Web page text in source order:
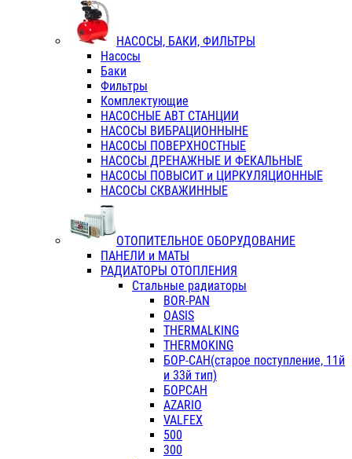
НАСОСЫ, БАКИ, ФИЛЬТРЫ
Насосы
Баки
Фильтры
Комплектующие
НАСОСНЫЕ АВТ СТАНЦИИ
НАСОСЫ ВИБРАЦИОННЫНЕ
НАСОСЫ ПОВЕРХНОСТНЫЕ
НАСОСЫ ДРЕНАЖНЫЕ И ФЕКАЛЬНЫЕ
НАСОСЫ ПОВЫСИТ и ЦИРКУЛЯЦИОННЫЕ
НАСОСЫ СКВАЖИННЫЕ
ОТОПИТЕЛЬНОЕ ОБОРУДОВАНИЕ
ПАНЕЛИ и МАТЫ
РАДИАТОРЫ ОТОПЛЕНИЯ
Стальные радиаторы
BOR-PAN
OASIS
THERMALKING
THERMOKING
БОР-САН(старое поступление, 11й
и 33й тип)
БОРСАН
AZARIO
VALFEX
500
300